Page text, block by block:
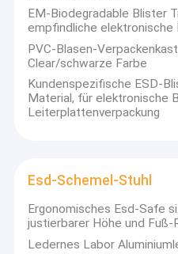
Nachrichten
Alle Fälle
Abdeckband
EM-Biodegradable Blister
empfindliche elektronische
PVC-Blasen-
Clear/schwarze Farbe
Kundenspezifische ESD-
Material, für elektronische
Leiterplattenverpackung
Esd-Schemel-Stuhl
Ergonomisches Esd-Safe
justierbarer Höhe und Fuß-
Ledernes Labor